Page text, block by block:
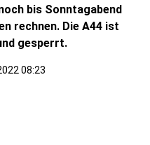
bis Sonntagabend
rechnen. Die A44 ist
gesperrt.
08:23